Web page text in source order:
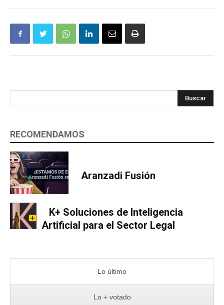
Buscar
RECOMENDAMOS
Aranzadi Fusión
K+ Soluciones de Inteligencia
Artificial para el Sector Legal
Lo último
Lo + votado